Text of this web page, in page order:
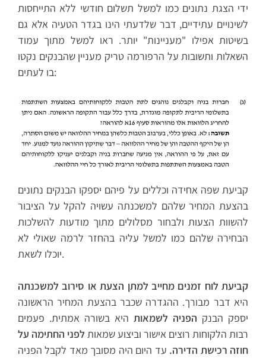
ידי הצגת נתונים כמו למשל תשלום חודשי ללא התייחסות
לשינויים עתידיים, דבר שלדעתי הינו בגדר הטעיה אלא גם
בשיטות אפילו "מעניינות" יותר. ראו למשל מתוך עמוד
השאלות ותשובות על הרפורמה טריק מעניין שהבנקים נקטו
בו לעתים:
קביעת שפה אחידה וכללים על פיהם יספקו הבנקים נתונים
בהצעת המחיר שלהם למשכנתה עשויה להקל על הציבור
להשוות הצעות ולבחור מסלולים מתוך מודעות להשלכות
הבחירה שלהם כמו למשל עליה בהחזר לרמה שאולי לא
יוכלו לשאת.
קביעת לוח זמנים מחייב למתן הצעת או סירוב למשכנתה
היא דבר מבורך. ההגדרה שכבר בהצעת המחיר הראשונה
יספק הבנק הפניה לשמאות היא בשורה אמתית. פעמים
רבות הלקוחות רוצים אישור וביצוע שמאות לפני החתימה על
חוזה רכישת הדירה. עד היום היה מסובך מאד לקבל הפניה